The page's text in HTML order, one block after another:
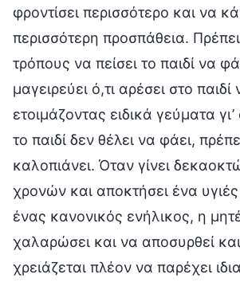
φροντίσει περισσότερο και να
περισσότερη προσπάθεια.
τρόπους να πείσει το παιδί να
μαγειρεύει ό,τι αρέσει στο παιδί
ετοιμάζοντας ειδικά γεύματα
το παιδί δεν θέλει να φάει,
καλοπιάνει. Όταν γίνει
χρονών και αποκτήσει ένα
ένας κανονικός ενήλικος, η
χαλαρώσει και να αποσυρθεί
χρειάζεται πλέον να παρέχει